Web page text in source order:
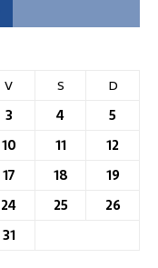
V S
D
3 4
5
10 11
12
17 18
19
24 25
26
31